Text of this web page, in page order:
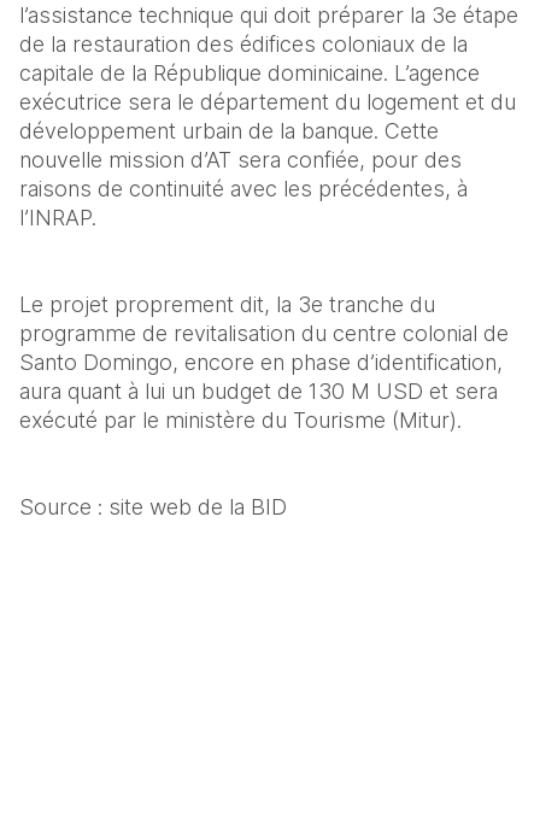
l’assistance technique qui doit préparer la 3e étape
de la restauration des édifices coloniaux de la
capitale de la République dominicaine. L’agence
exécutrice sera le département du logement et du
développement urbain de la banque. Cette
nouvelle mission d’AT sera confiée, pour des
raisons de continuité avec les précédentes, à
l’INRAP.
Le projet proprement dit, la 3e tranche du
programme de revitalisation du centre colonial de
Santo Domingo, encore en phase d’identification,
aura quant à lui un budget de 130 M USD et sera
exécuté par le ministère du Tourisme (Mitur).
Source : site web de la BID